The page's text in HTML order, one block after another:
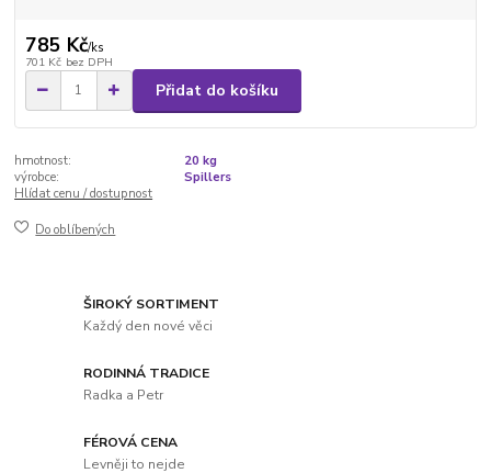
785 Kč/ks
701 Kč bez DPH
Přidat do košíku
hmotnost:
20 kg
výrobce:
Spillers
Hlídat cenu / dostupnost
Do oblíbených
ŠIROKÝ SORTIMENT
Každý den nové věci
RODINNÁ TRADICE
Radka a Petr
FÉROVÁ CENA
Levněji to nejde